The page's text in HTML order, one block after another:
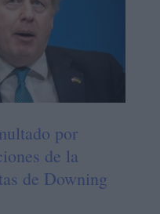
por
de la
de Downing